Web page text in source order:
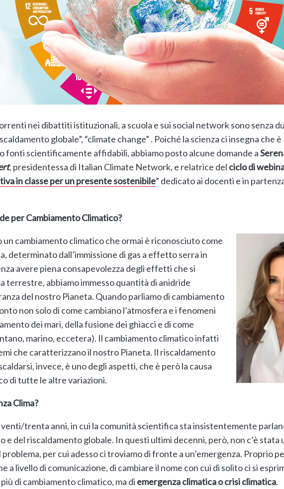
nei dibattiti istituzionali, a scuola e sui social network sono senza
globale”, “climate change” . Poiché la scienza ci insegna che è
scientificamente affidabili, abbiamo posto alcune domande a
, presidentessa di Italian Climate Network, e relatrice del ciclo di
in classe per un presente sostenibile” dedicato ai docenti e in
per Cambiamento Climatico?
un cambiamento climatico che ormai è riconosciuto come
determinato dall’immissione di gas a effetto serra in
avere piena consapevolezza degli effetti che si
terrestre, abbiamo immesso quantità di anidride
del nostro Pianeta. Quando parliamo di cambiamento
non solo di come cambiano l’atmosfera e i fenomeni
dei mari, della fusione dei ghiacci e di come
marino, eccetera). Il cambiamento climatico infatti
che caratterizzano il nostro Pianeta. Il riscaldamento
invece, è uno degli aspetti, che è però la causa
di tutte le altre variazioni.
Clima?
trenta anni, in cui la comunità scientifica sta insistentemente
e del riscaldamento globale. In questi ultimi decenni, però, non c’è stata
per cui adesso ci troviamo di fronte a un’emergenza. Proprio
a livello di comunicazione, di cambiare il nome con cui di solito ci si
di cambiamento climatico, ma di emergenza climatica o crisi climatica.